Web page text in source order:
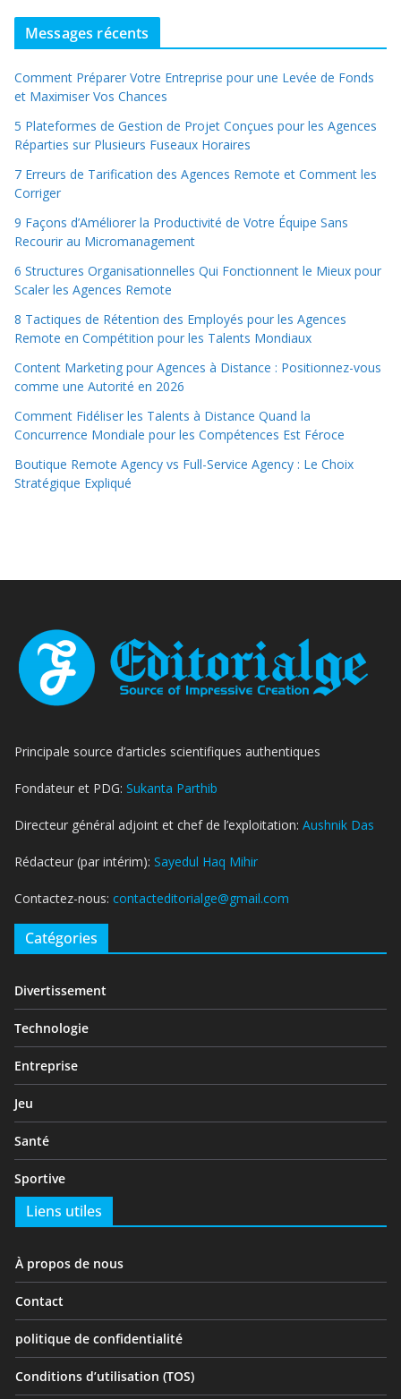
Messages récents
Comment Préparer Votre Entreprise pour une Levée de Fonds
et Maximiser Vos Chances
5 Plateformes de Gestion de Projet Conçues pour les Agences
Réparties sur Plusieurs Fuseaux Horaires
7 Erreurs de Tarification des Agences Remote et Comment les
Corriger
9 Façons d’Améliorer la Productivité de Votre Équipe Sans
Recourir au Micromanagement
6 Structures Organisationnelles Qui Fonctionnent le Mieux pour
Scaler les Agences Remote
8 Tactiques de Rétention des Employés pour les Agences
Remote en Compétition pour les Talents Mondiaux
Content Marketing pour Agences à Distance : Positionnez-vous
comme une Autorité en 2026
Comment Fidéliser les Talents à Distance Quand la
Concurrence Mondiale pour les Compétences Est Féroce
Boutique Remote Agency vs Full-Service Agency : Le Choix
Stratégique Expliqué
Principale source d’articles scientifiques authentiques
Fondateur et PDG: Sukanta Parthib
Directeur général adjoint et chef de l’exploitation: Aushnik Das
Rédacteur (par intérim): Sayedul Haq Mihir
Contactez-nous: contacteditorialge@gmail.com
Catégories
Divertissement
Technologie
Entreprise
Jeu
Santé
Sportive
Liens utiles
À propos de nous
Contact
politique de confidentialité
Conditions d’utilisation (TOS)